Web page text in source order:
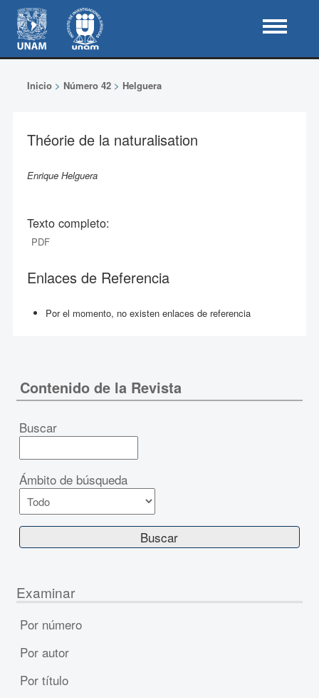
Inicio> Número 42> Helguera
Théorie de la naturalisation
Enrique Helguera
Texto completo:
PDF
Enlaces de Referencia
Por el momento, no existen enlaces de referencia
Contenido de la Revista
Buscar
Ámbito de búsqueda
Examinar
Por número
Por autor
Por título